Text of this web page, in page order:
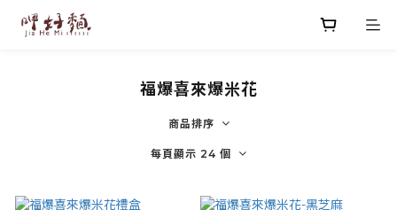
福爆喜來爆米花
商品排序
每頁顯示 24 個